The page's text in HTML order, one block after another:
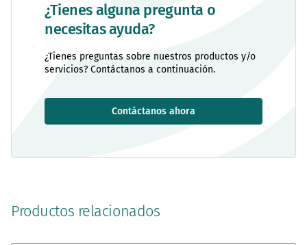
¿Tienes alguna pregunta o
necesitas ayuda?
¿Tienes preguntas sobre nuestros productos y/o
servicios? Contáctanos a continuación.
Contáctanos ahora
Productos relacionados